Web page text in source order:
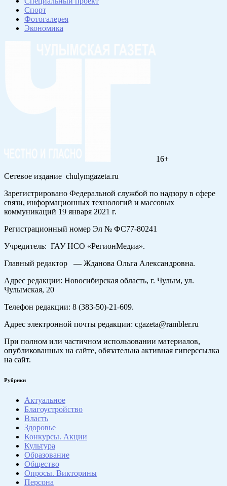
Спорт
Фотогалерея
Экономика
16+
Сетевое издание chulymgazeta.ru
Зарегистрировано Федеральной службой по надзору в сфере
связи, информационных технологий и массовых
коммуникаций 19 января 2021 г.
Регистрационный номер Эл № ФС77-80241
Учредитель: ГАУ НСО «РегионМедиа».
Главный редактор — Жданова Ольга Александровна.
Адрес редакции: Новосибирская область, г. Чулым, ул.
Чулымская, 20
Телефон редакции: 8 (383-50)-21-609.
Адрес электронной почты редакции: cgazeta@rambler.ru
При полном или частичном использовании материалов,
опубликованных на сайте, обязательна активная гиперссылка
на сайт.
Рубрики
Актуальное
Благоустройство
Власть
Здоровье
Конкурсы. Акции
Культура
Образование
Общество
Опросы. Викторины
Персона